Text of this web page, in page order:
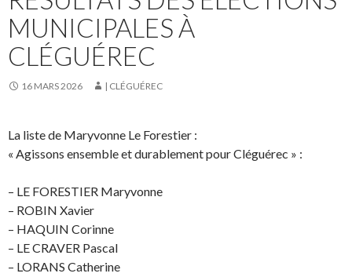
MUNICIPALES À
CLÉGUÉREC
16 MARS 2026 | CLÉGUÉREC
La liste de Maryvonne Le Forestier :
« Agissons ensemble et durablement pour Cléguérec » :
– LE FORESTIER Maryvonne
– ROBIN Xavier
– HAQUIN Corinne
– LE CRAVER Pascal
– LORANS Catherine